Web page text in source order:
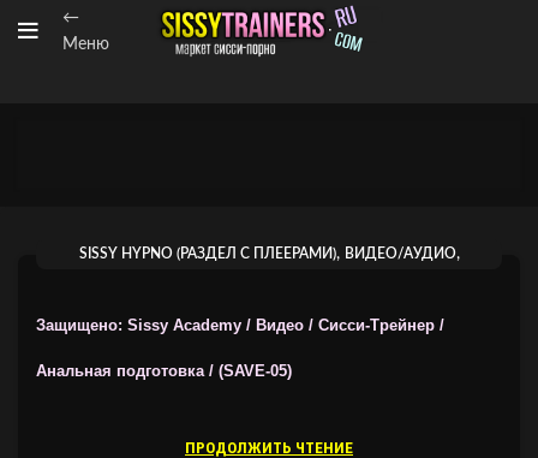
←
Меню
SISSY HYPNO (РАЗДЕЛ С ПЛЕЕРАМИ), ВИДЕО/АУДИО,
Защищено: Sissy Academy / Видео / Сисси-Трейнер /
Анальная подготовка / (SAVE-05)
ПРОДОЛЖИТЬ ЧТЕНИЕ